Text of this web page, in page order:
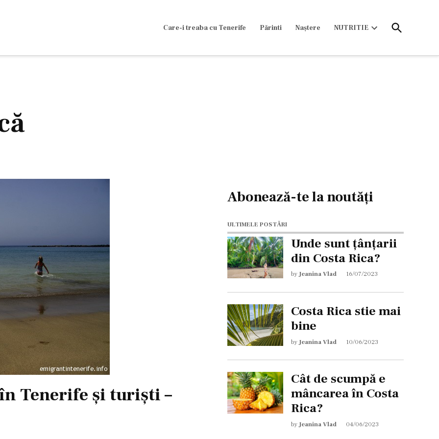
Care-i treaba cu Tenerife Părinti Naștere NUTRITIE
Open
Search
Tenerife şi turişti –
Abonează-te la noutăți
ULTIMELE POSTĂRI
Unde sunt țânțarii
din Costa Rica?
byJeanina Vlad 16/07/2023
Costa Rica stie mai
bine
by Jeanina Vlad 10/06/2023
Cât de scumpă e
mâncarea în Costa
Rica?
by Jeanina Vlad 04/06/2023